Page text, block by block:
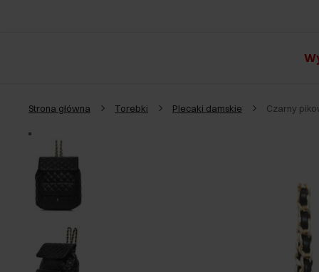
Strona główna Torebki Plecaki damskie Czarny